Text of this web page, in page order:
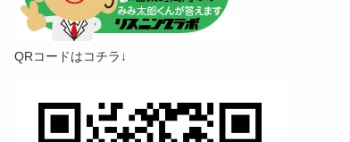
QRコードはコチラ↓